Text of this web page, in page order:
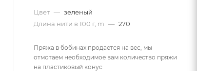
Цвет — зеленый
Длина нити в 100 г, m — 270
Пряжа в бобинах продается на вес, мы
отмотаем необходимое вам количество пряжи
на пластиковый конус